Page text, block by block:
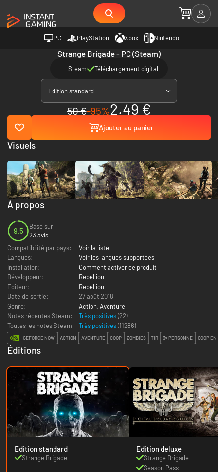
PC PlayStation Xbox Nintendo
Strange Brigade - PC (Steam)
Steam Téléchargement digital
Edition standard
50 €-95%2.49 €
Ajouter au panier
À propos
9.5
Basé sur
23 avis
Compatibilité par pays:
Voir la liste
Langues:
Voir les langues supportées
Installation:
Comment activer ce produit
Développeur:
Rebellion
Editeur:
Rebellion
Date de sortie:
27 août 2018
Genre:
Action, Aventure
Notes récentes Steam:
Très positives(22)
Toutes les notes Steam:
Très positives(11286)
GEFORCE NOW ACTION AVENTURE COOP ZOMBIES TIR 3ᵉ PERSONNE COOP
Éditions
Edition standard
Strange Brigade
Edition deluxe
Strange Brigade
Season Pass
Visuels